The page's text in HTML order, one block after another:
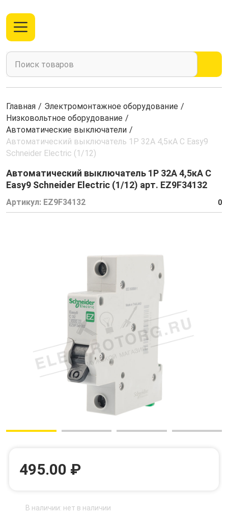
Главная / Электромонтажное оборудование /
Низковольтное оборудование /
Автоматические выключатели /
Автоматический выключатель 1Р 32А 4,5кА С Easy9
Schneider Electric (1/12)
Автоматический выключатель 1Р 32А 4,5кА С
Easy9 Schneider Electric (1/12) арт. EZ9F34132
Артикул: EZ9F34132 0
495.00 ₽
В наличии: нет в наличии